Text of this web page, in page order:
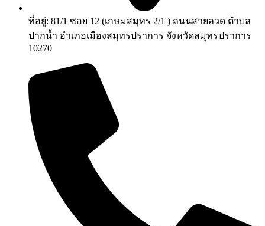
ที่อยู่: 81/1 ซอย 12 (เกษมสมุทร 2/1 ) ถนนสายลวด ตำบล
ปากน้ำ อำเภอเมืองสมุทรปราการ จังหวัดสมุทรปราการ
10270